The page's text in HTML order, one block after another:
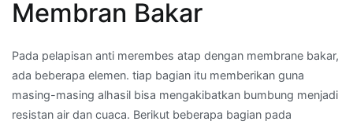
Membran Bakar
Pada pelapisan anti merembes atap dengan membrane bakar,
ada beberapa elemen. tiap bagian itu memberikan guna
masing-masing alhasil bisa mengakibatkan bumbung menjadi
resistan air dan cuaca. Berikut beberapa bagian pada